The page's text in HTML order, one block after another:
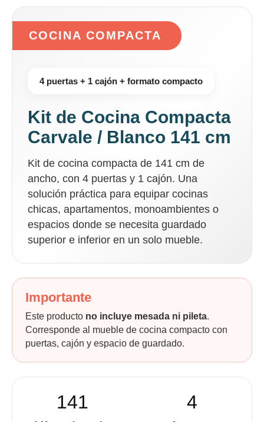
COCINA COMPACTA
4 puertas + 1 cajón + formato compacto
Kit de Cocina Compacta
Carvale / Blanco 141 cm
Kit de cocina compacta de 141 cm de
ancho, con 4 puertas y 1 cajón. Una
solución práctica para equipar cocinas
chicas, apartamentos, monoambientes o
espacios donde se necesita guardado
superior e inferior en un solo mueble.
Importante
Este producto no incluye mesada ni pileta.
Corresponde al mueble de cocina compacto con
puertas, cajón y espacio de guardado.
141 4